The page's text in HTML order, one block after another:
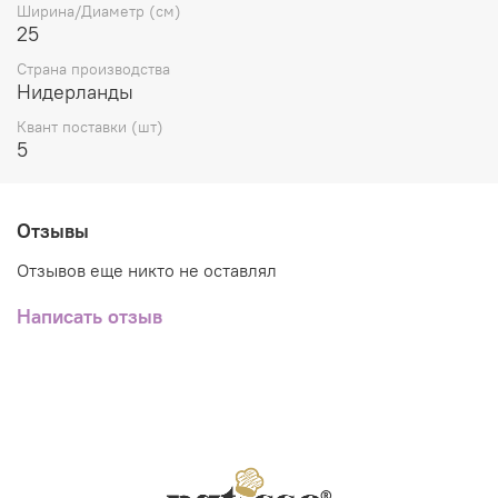
Ширина/Диаметр (см)
25
Страна производства
Нидерланды
Квант поставки (шт)
5
Отзывы
Отзывов еще никто не оставлял
Написать отзыв